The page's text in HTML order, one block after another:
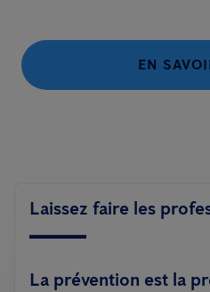
EN
Laissez faire les
La prévention est la